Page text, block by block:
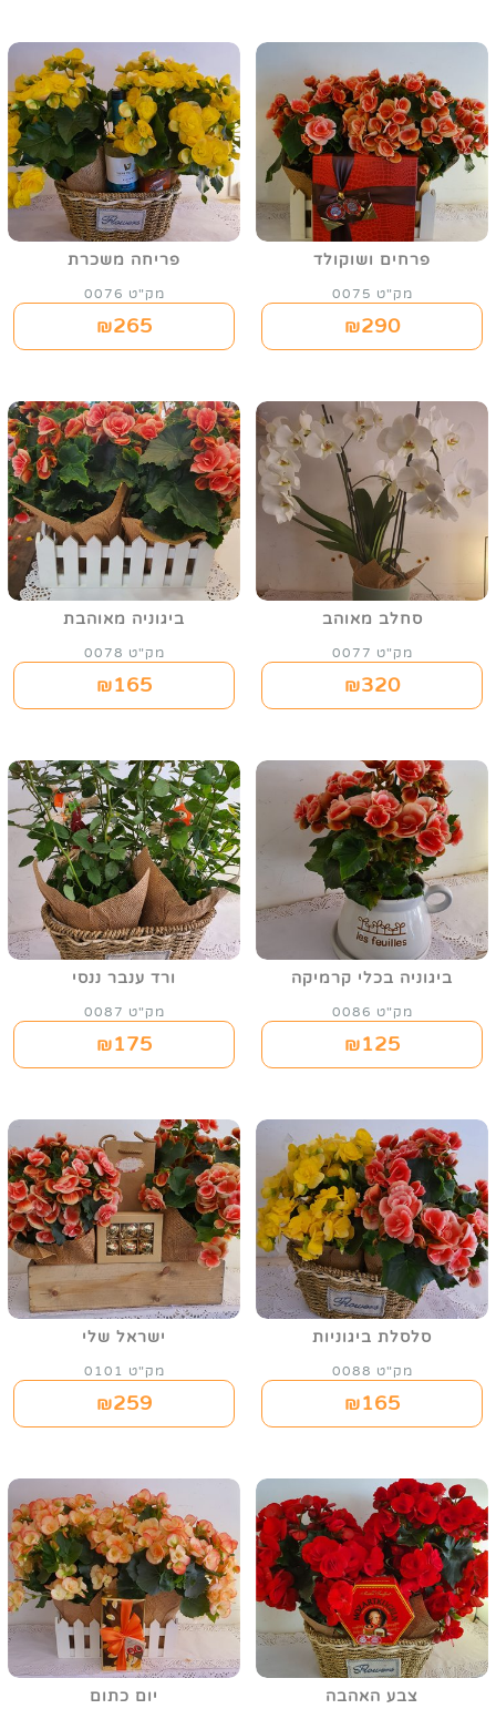
פרחים ושוקולד
מק"ט 0075
₪290
פריחה משכרת
מק"ט 0076
₪265
סחלב מאוהב
מק"ט 0077
₪320
ביגוניה מאוהבת
מק"ט 0078
₪165
ביגוניה בכלי קרמיקה
מק"ט 0086
₪125
ורד ענבר ננסי
מק"ט 0087
₪175
סלסלת ביגוניות
מק"ט 0088
₪165
ישראל שלי
מק"ט 0101
₪259
צבע האהבה יום כתום